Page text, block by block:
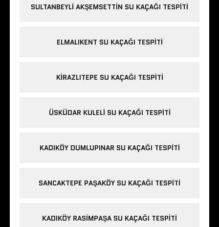
SULTANBEYLI AKŞEMSETTIN SU KAÇAĞI TESPITI
ELMALIKENT SU KAÇAĞI TESPITI
KIRAZLITEPE SU KAÇAĞI TESPITI
ÜSKÜDAR KULELI SU KAÇAĞI TESPITI
KADIKÖY DUMLUPINAR SU KAÇAĞI TESPITI
SANCAKTEPE PAŞAKÖY SU KAÇAĞI TESPITI
KADIKÖY RASIMPAŞA SU KAÇAĞI TESPITI